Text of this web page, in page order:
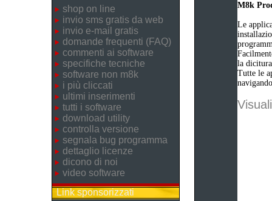
shop on line
invio sms gratis da web
invio e-mail gratis
domande frequenti (FAQ)
commenti ai software
specifiche tecniche
software non m8k
i più cliccati
ultimi inserimenti
tutti i software
download utility
controlla versione
segnala bug programma
dettaglio licenze
dicono di noi
video software
Link sponsorizzati
M8k
Le
la
Tutte le